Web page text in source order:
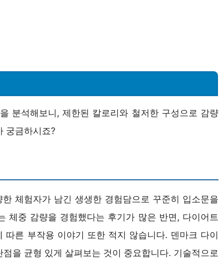
분석해보니, 제한된 칼로리와 철저한 구성으로 감량
궁금하시죠?
체험자가 남긴 생생한 경험담으로 꾸준히 입소문을
체중 감량을 경험했다는 후기가 많은 반면, 다이어트
따른 부작용 이야기 또한 적지 않습니다. 덴마크 다이
을 균형 있게 살펴보는 것이 중요합니다. 기술적으로